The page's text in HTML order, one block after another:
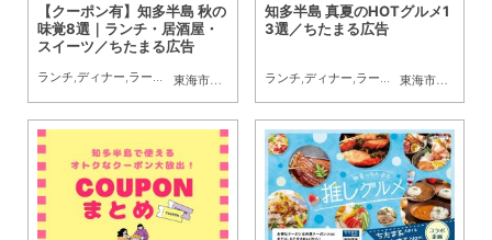
東海市
,大府市 東浦町
【クーポン有】知多半島 秋の
味覚8選｜ランチ・居酒屋・
スイーツ／ちたまる広告
ランチ,ディナー,ラーメン ,スイーツ ちたまるスタイル掲載店, ちたまる広告東海市
,大府市
知多半島 真夏のHOTグルメ1
3選／ちたまる広告
ランチ ディナー ラーメン ,スイーツ